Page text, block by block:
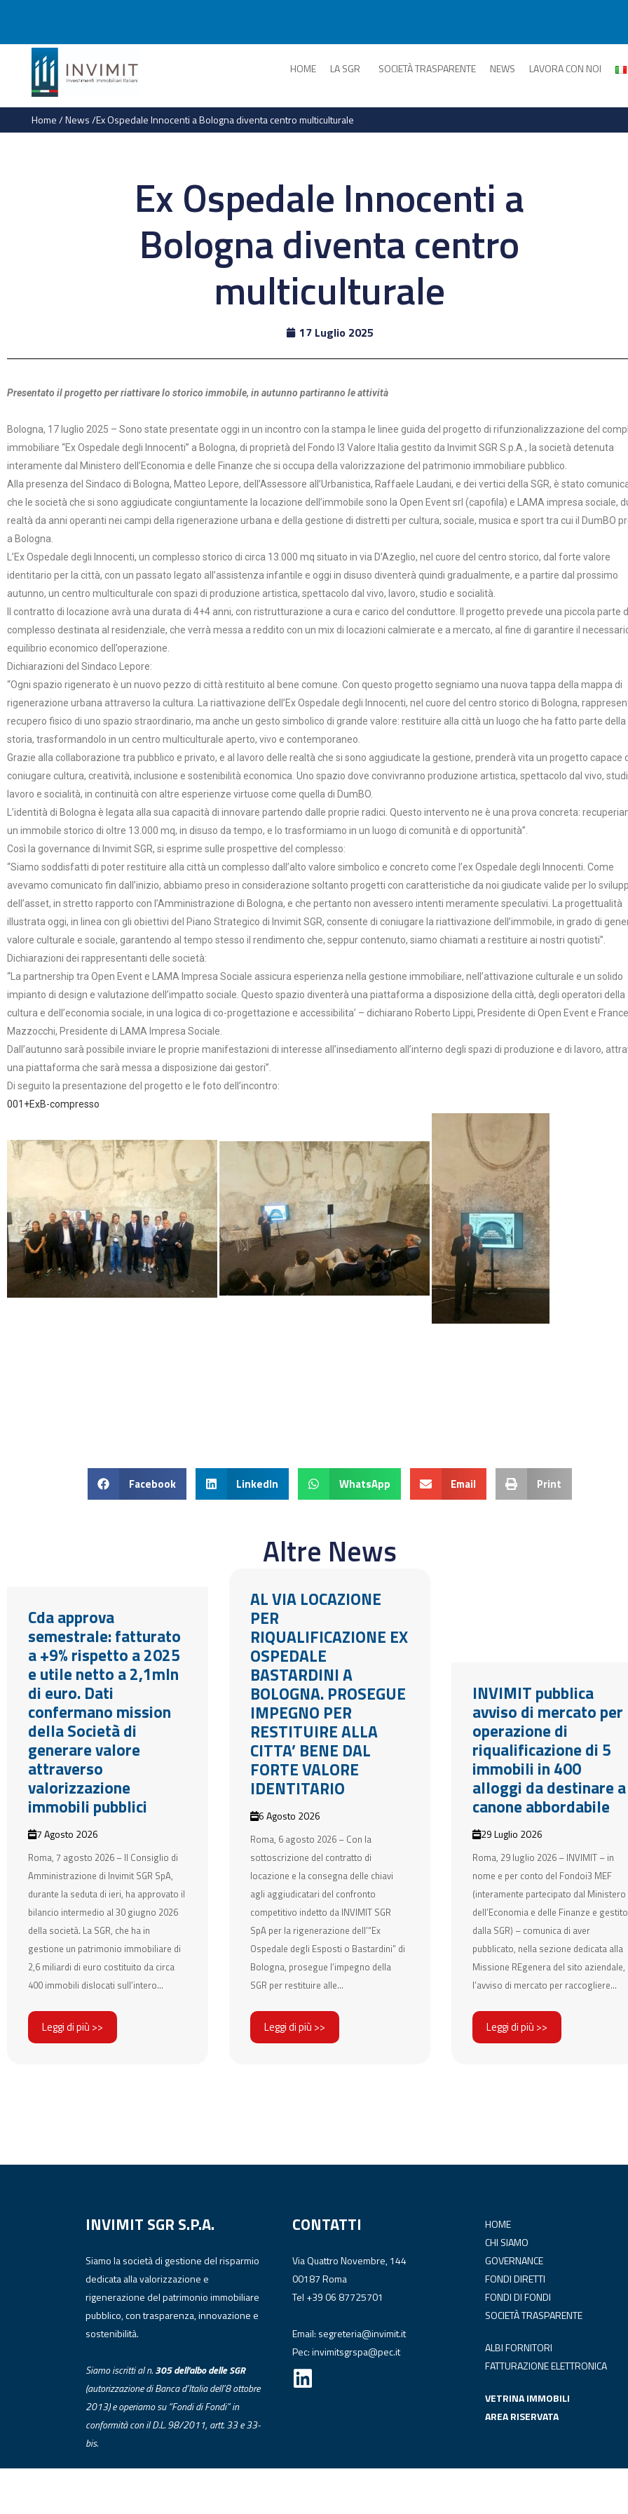
HOME LA SGR SOCIETÀ TRASPARENTE NEWS LAVORA CON NOI
Home/News/Ex Ospedale Innocenti a Bologna diventa centro multiculturale
Ex Ospedale Innocenti a
Bologna diventa centro
multiculturale
17 Luglio 2025
Presentato il progetto per riattivare lo storico immobile, in autunno partiranno le attività
Bologna, 17 luglio 2025 – Sono state presentate oggi in un incontro con la stampa le linee guida del progetto di rifunzionalizzazione del
immobiliare “Ex Ospedale degli Innocenti” a Bologna, di proprietà del Fondo I3 Valore Italia gestito da Invimit SGR S.p.A., la società detenuta
interamente dal Ministero dell’Economia e delle Finanze che si occupa della valorizzazione del patrimonio immobiliare pubblico.
Alla presenza del Sindaco di Bologna, Matteo Lepore, dell’Assessore all’Urbanistica, Raffaele Laudani, e dei vertici della SGR, è stato
che le società che si sono aggiudicate congiuntamente la locazione dell’immobile sono la Open Event srl (capofila) e LAMA impresa sociale,
realtà da anni operanti nei campi della rigenerazione urbana e della gestione di distretti per cultura, sociale, musica e sport tra cui il DumBO
a Bologna.
L’Ex Ospedale degli Innocenti, un complesso storico di circa 13.000 mq situato in via D’Azeglio, nel cuore del centro storico, dal forte valore
identitario per la città, con un passato legato all’assistenza infantile e oggi in disuso diventerà quindi gradualmente, e a partire dal prossimo
autunno, un centro multiculturale con spazi di produzione artistica, spettacolo dal vivo, lavoro, studio e socialità.
Il contratto di locazione avrà una durata di 4+4 anni, con ristrutturazione a cura e carico del conduttore. Il progetto prevede una piccola parte
complesso destinata al residenziale, che verrà messa a reddito con un mix di locazioni calmierate e a mercato, al fine di garantire il
equilibrio economico dell’operazione.
Dichiarazioni del Sindaco Lepore:
“Ogni spazio rigenerato è un nuovo pezzo di città restituito al bene comune. Con questo progetto segniamo una nuova tappa della mappa di
rigenerazione urbana attraverso la cultura. La riattivazione dell’Ex Ospedale degli Innocenti, nel cuore del centro storico di Bologna,
recupero fisico di uno spazio straordinario, ma anche un gesto simbolico di grande valore: restituire alla città un luogo che ha fatto parte della
storia, trasformandolo in un centro multiculturale aperto, vivo e contemporaneo.
Grazie alla collaborazione tra pubblico e privato, e al lavoro delle realtà che si sono aggiudicate la gestione, prenderà vita un progetto capace
coniugare cultura, creatività, inclusione e sostenibilità economica. Uno spazio dove convivranno produzione artistica, spettacolo dal vivo,
lavoro e socialità, in continuità con altre esperienze virtuose come quella di DumBO.
L’identità di Bologna è legata alla sua capacità di innovare partendo dalle proprie radici. Questo intervento ne è una prova concreta:
un immobile storico di oltre 13.000 mq, in disuso da tempo, e lo trasformiamo in un luogo di comunità e di opportunità”.
Così la governance di Invimit SGR, si esprime sulle prospettive del complesso:
“Siamo soddisfatti di poter restituire alla città un complesso dall’alto valore simbolico e concreto come l’ex Ospedale degli Innocenti. Come
avevamo comunicato fin dall’inizio, abbiamo preso in considerazione soltanto progetti con caratteristiche da noi giudicate valide per lo
dell’asset, in stretto rapporto con l’Amministrazione di Bologna, e che pertanto non avessero intenti meramente speculativi. La progettualità
illustrata oggi, in linea con gli obiettivi del Piano Strategico di Invimit SGR, consente di coniugare la riattivazione dell’immobile, in grado di
valore culturale e sociale, garantendo al tempo stesso il rendimento che, seppur contenuto, siamo chiamati a restituire ai nostri quotisti”.
Dichiarazioni dei rappresentanti delle società:
“La partnership tra Open Event e LAMA Impresa Sociale assicura esperienza nella gestione immobiliare, nell’attivazione culturale e un solido
impianto di design e valutazione dell’impatto sociale. Questo spazio diventerà una piattaforma a disposizione della città, degli operatori della
cultura e dell’economia sociale, in una logica di co-progettazione e accessibilita’ – dichiarano Roberto Lippi, Presidente di Open Event e
Mazzocchi, Presidente di LAMA Impresa Sociale.
Dall’autunno sarà possibile inviare le proprie manifestazioni di interesse all’insediamento all’interno degli spazi di produzione e di lavoro,
una piattaforma che sarà messa a disposizione dai gestori”.
Di seguito la presentazione del progetto e le foto dell’incontro:
001+ExB-compresso
Facebook LinkedIn WhatsApp Email Print
Altre News
Cda approva
semestrale: fatturato
a +9% rispetto a 2025
e utile netto a 2,1mln
di euro. Dati
confermano mission
della Società di
generare valore
attraverso
valorizzazione
immobili pubblici
7 Agosto 2026
Roma, 7 agosto 2026 – Il Consiglio di
Amministrazione di Invimit SGR SpA,
durante la seduta di ieri, ha approvato il
bilancio intermedio al 30 giugno 2026
della società. La SGR, che ha in
gestione un patrimonio immobiliare di
2,6 miliardi di euro costituito da circa
400 immobili dislocati sull’intero...
Leggi di più >>
AL VIA LOCAZIONE
PER
RIQUALIFICAZIONE EX
OSPEDALE
BASTARDINI A
BOLOGNA. PROSEGUE
IMPEGNO PER
RESTITUIRE ALLA
CITTA’ BENE DAL
FORTE VALORE
IDENTITARIO
6 Agosto 2026
Roma, 6 agosto 2026 – Con la
sottoscrizione del contratto di
locazione e la consegna delle chiavi
agli aggiudicatari del confronto
competitivo indetto da INVIMIT SGR
SpA per la rigenerazione dell’“Ex
Ospedale degli Esposti o Bastardini” di
Bologna, prosegue l’impegno della
SGR per restituire alle...
Leggi di più >>
INVIMIT pubblica
avviso di mercato per
operazione di
riqualificazione di 5
immobili in 400
alloggi da destinare a
canone abbordabile
29 Luglio 2026
Roma, 29 luglio 2026 – INVIMIT – in
nome e per conto del Fondoi3 MEF
(interamente partecipato dal Ministero
dell’Economia e delle Finanze e gestito
dalla SGR) – comunica di aver
pubblicato, nella sezione dedicata alla
Missione REgenera del sito aziendale,
l’avviso di mercato per raccogliere...
Leggi di più >>
INVIMIT SGR S.P.A.
Siamo la società di gestione del risparmio
dedicata alla valorizzazione e
rigenerazione del patrimonio immobiliare
pubblico, con trasparenza, innovazione e
sostenibilità.
Siamo iscritti al n.305 dell’albodelleSGR
(autorizzazione di Banca d’Italia dell’8 ottobre
2013) e operiamo su “Fondi di Fondi” in
conformità con il D.L. 98/2011, artt. 33 e 33-
bis.
CONTATTI
Via Quattro Novembre, 144
00187 Roma
Tel +39 06 87725701
Email: segreteria@invimit.it
Pec:invimitsgrspa@pec.it
HOME
CHI SIAMO
GOVERNANCE
FONDI DIRETTI
FONDI DI FONDI
SOCIETÀ TRASPARENTE
ALBI FORNITORI
FATTURAZIONE ELETTRONICA
VETRINA IMMOBILI
AREA RISERVATA